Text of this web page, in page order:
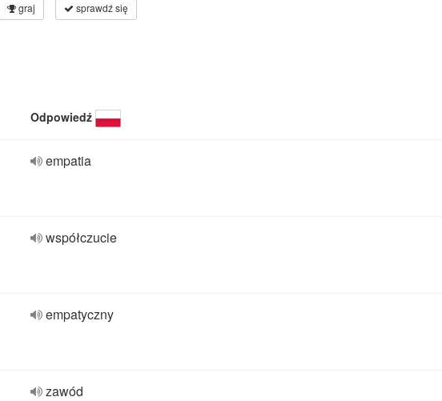
graj sprawdź się
Odpowiedź
empatia
współczucie
empatyczny
zawód